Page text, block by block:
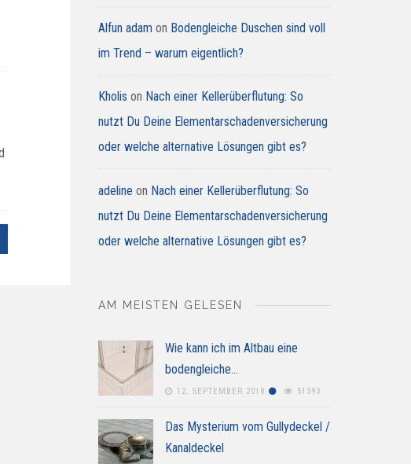
Alfun adam on Bodengleiche Duschen sind voll
im Trend – warum eigentlich?
Kholis on Nach einer Kellerüberflutung: So
nutzt Du Deine Elementarschadenversicherung
oder welche alternative Lösungen gibt es?
adeline on Nach einer Kellerüberflutung: So
nutzt Du Deine Elementarschadenversicherung
oder welche alternative Lösungen gibt es?
AM MEISTEN GELESEN
Wie kann ich im Altbau eine
bodengleiche…
12. SEPTEMBER 2018 51393
Das Mysterium vom Gullydeckel /
Kanaldeckel